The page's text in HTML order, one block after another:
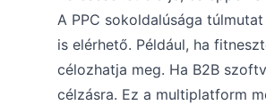
A PPC sokoldalúsága
is elérhető. Például, ha
célozhatja meg. Ha B2B
célzásra. Ez a multiplatform